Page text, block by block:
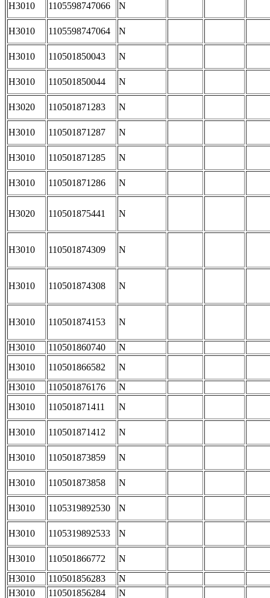
H3010 1105598747066 N
H3010 1105598747064 N
H3010 110501850043 N
H3010 110501850044 N
H3020 110501871283 N
H3010 110501871287 N
H3010 110501871285 N
H3010 110501871286 N
H3020 110501875441 N
H3010 110501874309 N
H3010 110501874308 N
H3010 110501874153 N
H3010 110501860740
N
H3010
110501866582
N
H3010
110501876176
N
H3010
110501871411 N
H3010 110501871412 N
H3010 110501873859 N
H3010 110501873858 N
H3010 1105319892530 N
H3010 1105319892533 N
H3010 110501866772
N
H3010
110501856283
N
H3010
110501856284 N